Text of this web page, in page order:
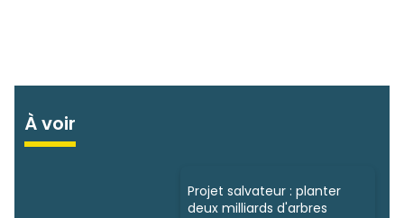
À voir
Projet salvateur : planter
deux milliards d'arbres